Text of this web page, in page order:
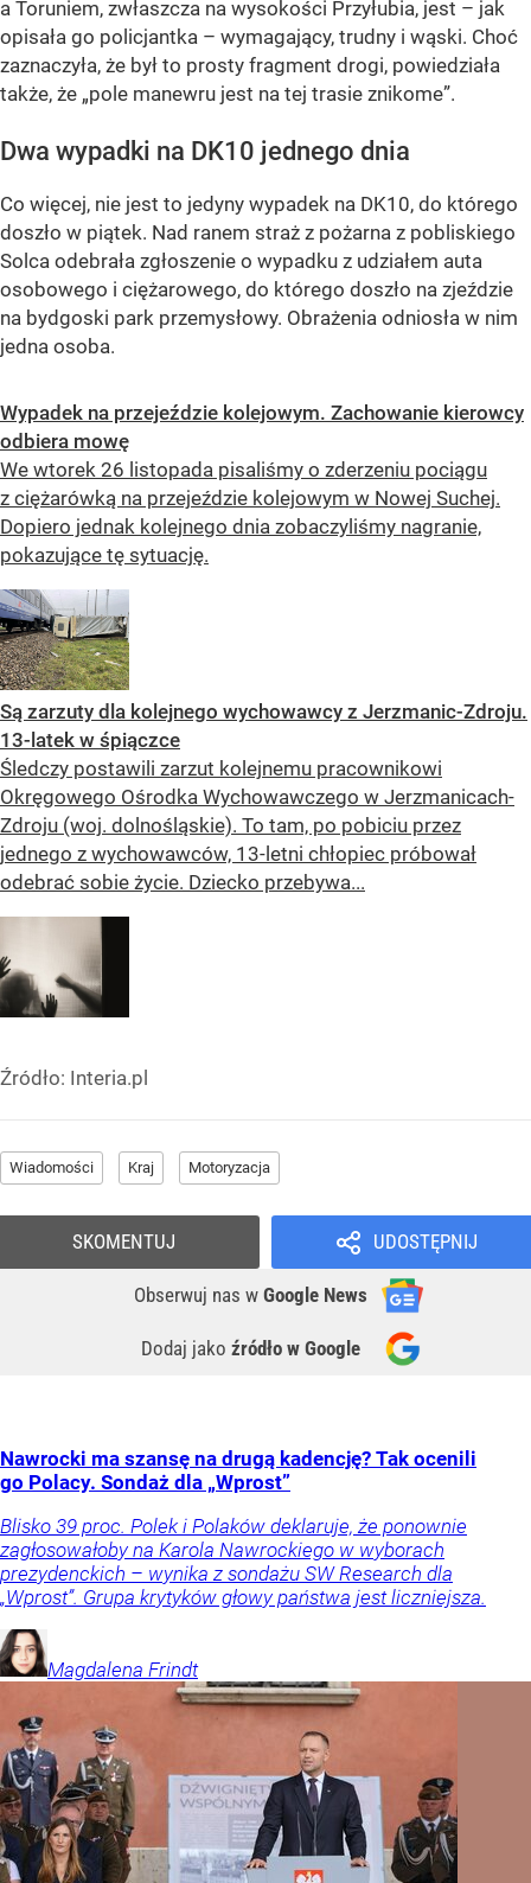
a Toruniem, zwłaszcza na wysokości Przyłubia, jest – jak
opisała go policjantka – wymagający, trudny i wąski. Choć
zaznaczyła, że był to prosty fragment drogi, powiedziała
także, że „pole manewru jest na tej trasie znikome”.
Dwa wypadki na DK10 jednego dnia
Co więcej, nie jest to jedyny wypadek na DK10, do którego
doszło w piątek. Nad ranem straż z pożarna z pobliskiego
Solca odebrała zgłoszenie o wypadku z udziałem auta
osobowego i ciężarowego, do którego doszło na zjeździe
na bydgoski park przemysłowy. Obrażenia odniosła w nim
jedna osoba.
Wypadek na przejeździe kolejowym. Zachowanie kierowcy
odbiera mowę
We wtorek 26 listopada pisaliśmy o zderzeniu pociągu
z ciężarówką na przejeździe kolejowym w Nowej Suchej.
Dopiero jednak kolejnego dnia zobaczyliśmy nagranie,
pokazujące tę sytuację.
Są zarzuty dla kolejnego wychowawcy z Jerzmanic-Zdroju.
13-latek w śpiączce
Śledczy postawili zarzut kolejnemu pracownikowi
Okręgowego Ośrodka Wychowawczego w Jerzmanicach-
Zdroju (woj. dolnośląskie). To tam, po pobiciu przez
jednego z wychowawców, 13-letni chłopiec próbował
odebrać sobie życie. Dziecko przebywa...
Źródło: Interia.pl
Wiadomości Kraj Motoryzacja
UDOSTĘPNIJ
Obserwuj nas w Google News
Dodaj jako źródło w Google
SKOMENTUJ
Nawrocki ma szansę na drugą kadencję? Tak ocenili
go Polacy. Sondaż dla „Wprost”
Blisko 39 proc. Polek i Polaków deklaruje, że ponownie
zagłosowałoby na Karola Nawrockiego w wyborach
prezydenckich – wynika z sondażu SW Research dla
„Wprost”. Grupa krytyków głowy państwa jest liczniejsza.
Magdalena Frindt